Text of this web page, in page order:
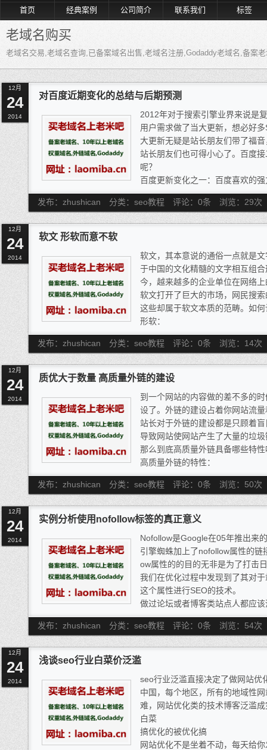
首页 经典案例 公司简介 联系我们 标签
老域名购买
老域名交易,老域名查询,已备案域名出售,老域名注册,Godaddy老域名,备案
12月
24
2014
对百度近期变化的总结与后期预测
2012年对于搜索引擎业界来说是
用户需求做了当大更新，想必好
大更新无疑是站长朋友们带了福
站长朋友们也可得小心了。百度
呢？
百度更新变化之一：百度喜欢的
自打百度分享功能出现以后，越
分析。为了更好的推广，百度在
百度“喜欢”。百度喜欢即是搜索
发布：zhushican 分类：seo教程 评论：0条 浏览： 29次
12月
24
2014
软文 形软而意不软
软文，其本意说的通俗一点就是
于中国的文化精髓的文字相互组
今，越来越多的企业单位在网络
软文打开了巨大的市场，网民搜
这些却属于软文本质的范畴。如
形软：
我每天都在写软文，更多时候是
修改成自己的这属于一种伪原创
我每天在各大论坛投放的关于企
敌的投放这是一种软文，叫做广
发布：zhushican 分类：seo教程 评论：0条 浏览： 14次
12月
24
2014
质优大于数量 高质量外链的建设
到一个网站的内容做的差不多的
设了。外链的建设占着你网站流
站长对于外链的建设都是只顾着
导致网站使网站产生了大量的垃
那么到底高质量外链具备哪些特性
高质量外链的特性：
1、 搜索引擎收录要快;
2、 内容相关性要强;
获得高质量外链的方法：
户网站进行投稿，如果被采用，
来的流量也是非同小可的。
发布：zhushican 分类：seo教程 评论：0条 浏览： 50次
12月
24
2014
实例分析使用nofollow标签的真正意义
Nofollow是Google在05年推出来
引擎蜘蛛加上了nofollow属性的
ow属性的的目的无非是为了打击
我们在优化过程中发现到了其对
这个属性进行SEO的技术。
做过论坛或者博客类站点人都应
达到处理垃圾不健康评论的效果
认为使用这个标签可以很好的保
违背了搜索引擎推出nofollow标
人员可以通过这个属性来方便的
个属性的真正意义所在。其实就
义，什么链接不用爬行。同时我
于站点上那些无意义的页面的爬
面，提升站点在搜索引擎眼中的
发布：zhushican 分类：seo教程 评论：0条 浏览： 54次
12月
24
2014
浅谈seo行业白菜价泛滥
seo行业泛滥直接决定了做网站优
中国，每个地区，所有的地域性
难，网站优化类的技术博客泛滥成
白菜
搞优化的被优化搞
网站优化不是坐着不动，每天给